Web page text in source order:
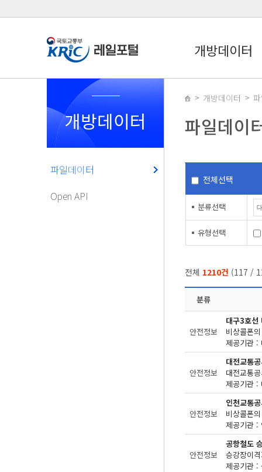
개방데이터
개방데이터
파일데이터
Open API
개방데이터
파일데이
전체선택
분류선택
유형선택
전체 1210건 (117 /
분류
안전정보
대구3호선
비상콜폰
제공기관 :
안전정보
대전교통
제공기관 :
안전정보
인천교통
비상콜폰
제공기관 :
안전정보
공항철도
승강장이
제공기관 :